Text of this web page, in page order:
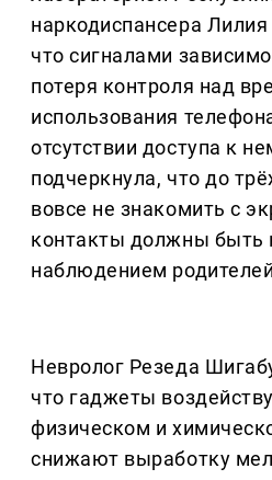
наркодиспансера
что сигналами
потеря контроля над
использования
отсутствии доступа к
подчеркнула, что до
вовсе не знакомить с
контакты должны быть
наблюдением
Невролог Резеда
что гаджеты
физическом и
снижают выработку